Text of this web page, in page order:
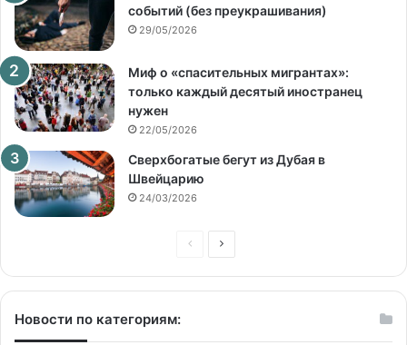
событий (без преукрашивания)
29/05/2026
Миф о «спасительных мигрантах»:
только каждый десятый иностранец
нужен
22/05/2026
Сверхбогатые бегут из Дубая в
Швейцарию
24/03/2026
Предыдущая
Следующая
Новости по категориям: